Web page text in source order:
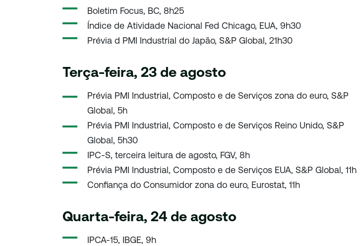
Boletim Focus, BC, 8h25
Índice de Atividade Nacional Fed Chicago, EUA, 9h30
Prévia d PMI Industrial do Japão, S&P Global, 21h30
Terça-feira, 23 de agosto
Prévia PMI Industrial, Composto e de Serviços zona do euro, S&P
Global, 5h
Prévia PMI Industrial, Composto e de Serviços Reino Unido, S&P
Global, 5h30
IPC-S, terceira leitura de agosto, FGV, 8h
Prévia PMI Industrial, Composto e de Serviços EUA, S&P Global, 11h
Confiança do Consumidor zona do euro, Eurostat, 11h
Quarta-feira, 24 de agosto
IPCA-15, IBGE, 9h